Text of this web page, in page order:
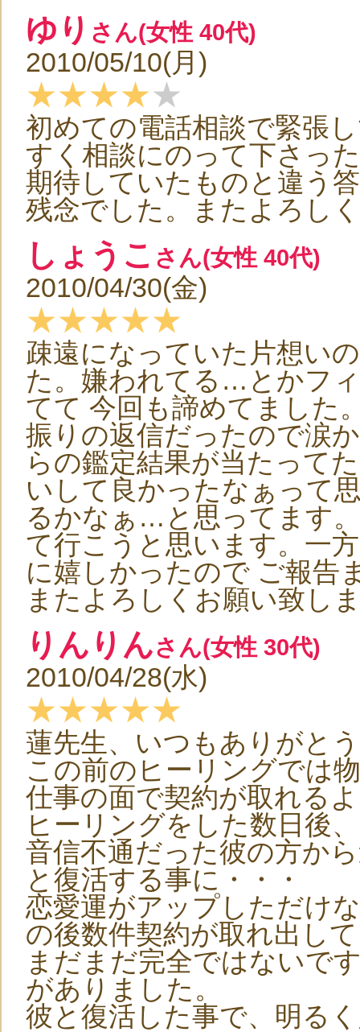
ゆり さん(女性 40代)
2010/05/10(月)
★★★★★
初めての電話相談で緊張
すく相談にのって下さっ
期待していたものと違う
残念でした。またよろし
しょうこ さん(女性 40代)
2010/04/30(金)
★★★★★
疎遠になっていた片想い
た。嫌われてる…とかフ
てて 今回も諦めてました
振りの返信だったので涙
らの鑑定結果が当たって
いして良かったなぁって
るかなぁ…と思ってます
て行こうと思います。一
に嬉しかったので ご報告
またよろしくお願い致し
りんりんさん(女性 30代)
2010/04/28(水)
★★★★★
蓮先生、いつもありがと
この前のヒーリングでは
仕事の面で契約が取れる
ヒーリングをした数日後、
音信不通だった彼の方か
と復活する事に・・・
恋愛運がアップしただけ
の後数件契約が取れ出し
まだまだ完全ではないで
がありました。
彼と復活した事で、明る